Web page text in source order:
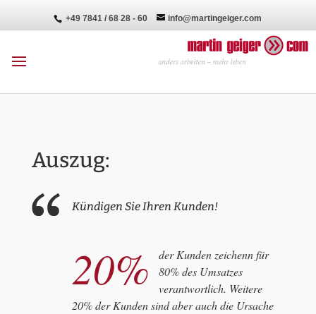
+49 7841 / 68 28 - 60 info@martingeiger.com
Auszug:
Kündigen Sie Ihren Kunden!
20%
der Kunden zeichenn für
80% des Umsatzes
verantwortlich. Weitere
20% der Kunden sind aber auch die Ursache